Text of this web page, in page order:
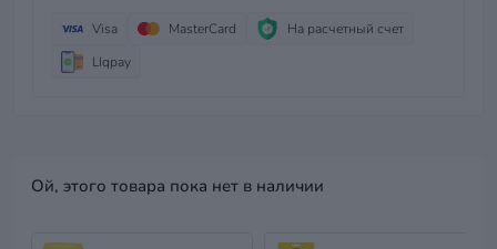
Visa MasterCard
На расчетный счет
LIqpay
Ой, этого товара пока нет в наличии